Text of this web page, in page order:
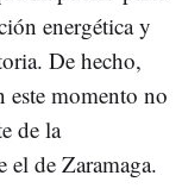
energética y
De hecho,
este momento no
de la
el de Zaramaga.